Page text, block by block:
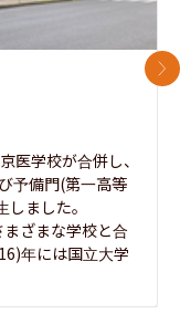
医学校が合併し、
予備門(第一高等
ました。
ざまな学校と合
年には国立大学
次